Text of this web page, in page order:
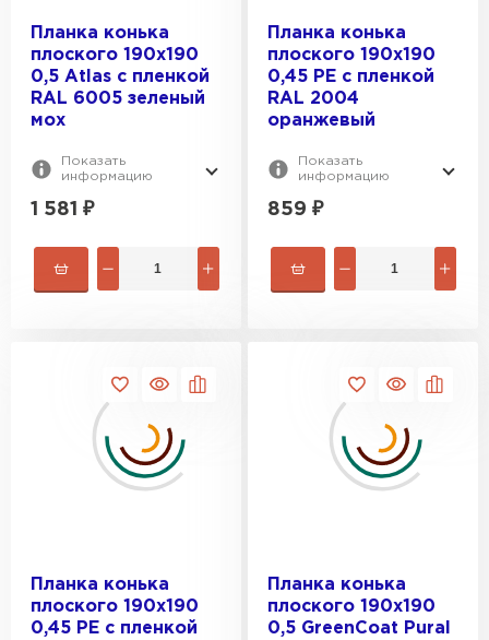
Планка конька
плоского 190х190
0,5 Atlas с пленкой
RAL 6005 зеленый
мох
Показать
информацию
1 581 ₽
Планка конька
плоского 190х190
0,45 PE с пленкой
RAL 2004
оранжевый
Показать
информацию
859 ₽
Планка конька
плоского 190х190
0,45 PE с пленкой
Планка конька
плоского 190х190
0,5 GreenCoat Pural